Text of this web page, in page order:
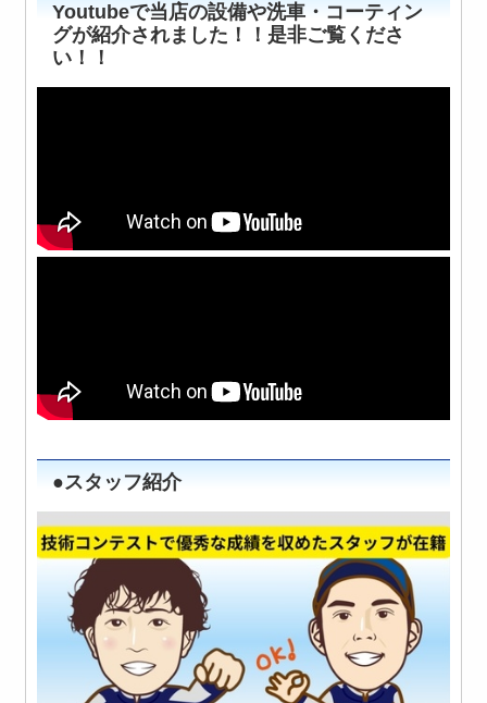
Youtubeで当店の設備や洗車・コーティン
グが紹介されました！！是非ご覧くださ
い！！
●スタッフ紹介